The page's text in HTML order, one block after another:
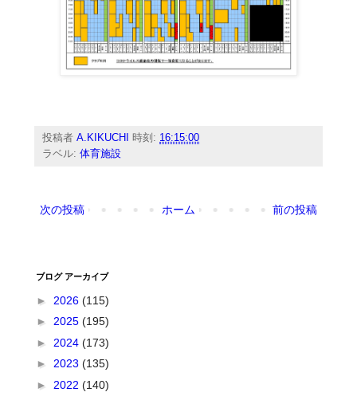
投稿者A.KIKUCHI 時刻: 16:15:00
ラベル:体育施設
次の投稿 前の投稿
ホーム
ブログ アーカイブ
►2026(115)
►2025(195)
►2024(173)
►2023(135)
►2022(140)